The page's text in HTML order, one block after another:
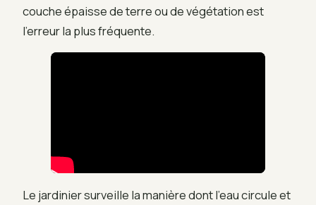
couche épaisse de terre ou de végétation est
l’erreur la plus fréquente.
Le jardinier surveille la manière dont l’eau circule et